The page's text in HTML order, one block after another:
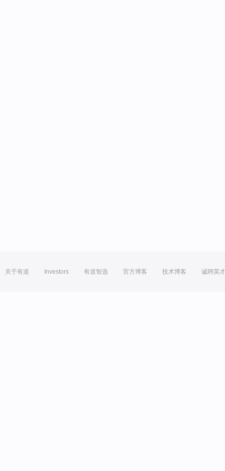
关于有道 Investors 有道智选 官方博客 技术博客 诚聘英才